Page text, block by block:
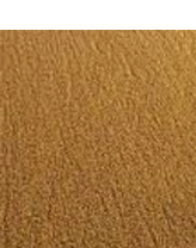
SPOR
KADIN
YAZARLAR
Haber Arşivi